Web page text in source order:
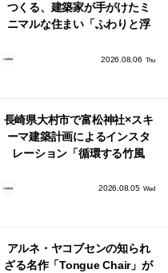
つくる、建築家が手がけたミ
ニマルな住まい「ふわりと浮
2026.08.06 Thu
長崎県大村市で富松神社×スキ
ーマ建築計画によるインスタ
レーション「循環する竹風
2026.08.05 Wed
アルネ・ヤコブセンの知られ
ざる名作「Tongue Chair」が